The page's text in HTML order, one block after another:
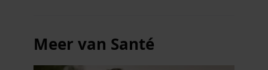
Meer van Santé